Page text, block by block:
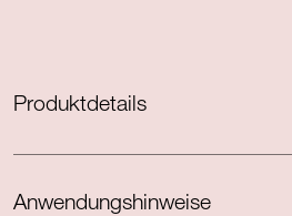
Produktdetails
Anwendungshinweise